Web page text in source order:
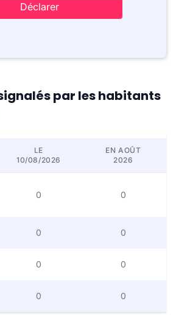
Déclarer
par les habitants
LE
10/08/2026
EN AOÛT
2026
0 0
0 0
0 0
0 0